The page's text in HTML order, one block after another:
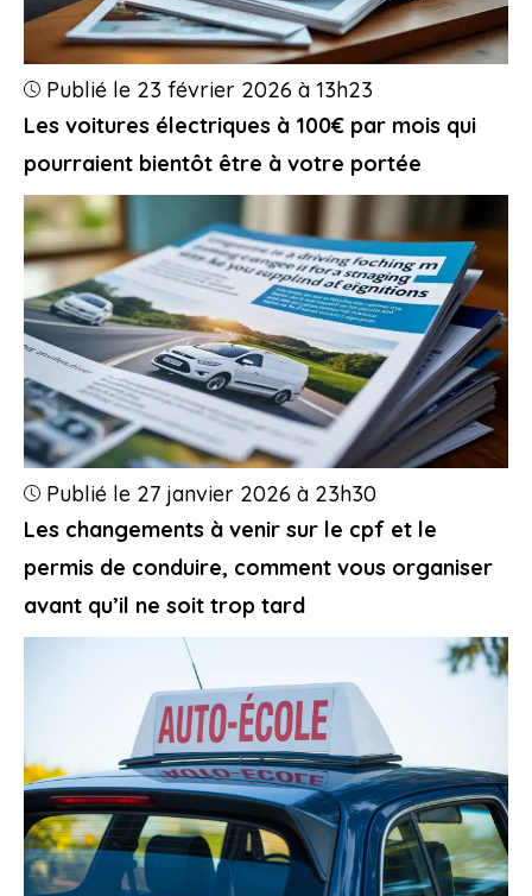
Les voitures électriques à 100€ par mois qui
pourraient bientôt être à votre portée
Publié le 23 février 2026 à 13h23
Les changements à venir sur le cpf et le
permis de conduire, comment vous organiser
avant qu’il ne soit trop tard
Publié le 27 janvier 2026 à 23h30